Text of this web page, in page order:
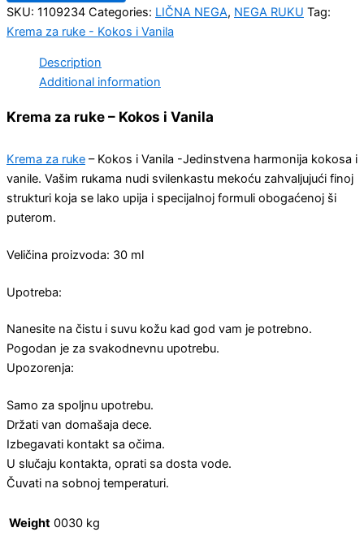
SKU: 1109234 Categories: LIČNA NEGA, NEGA RUKU Tag:
Krema za ruke - Kokos i Vanila
Description
Additional information
Krema za ruke – Kokos i Vanila
Krema za ruke – Kokos i Vanila -Jedinstvena harmonija kokosa i
vanile. Vašim rukama nudi svilenkastu mekoću zahvaljujući finoj
strukturi koja se lako upija i specijalnoj formuli obogaćenoj ši
puterom.
Veličina proizvoda: 30 ml
Upotreba:
Nanesite na čistu i suvu kožu kad god vam je potrebno.
Pogodan je za svakodnevnu upotrebu.
Upozorenja:
Samo za spoljnu upotrebu.
Držati van domašaja dece.
Izbegavati kontakt sa očima.
U slučaju kontakta, oprati sa dosta vode.
Čuvati na sobnoj temperaturi.
Weight 0030 kg